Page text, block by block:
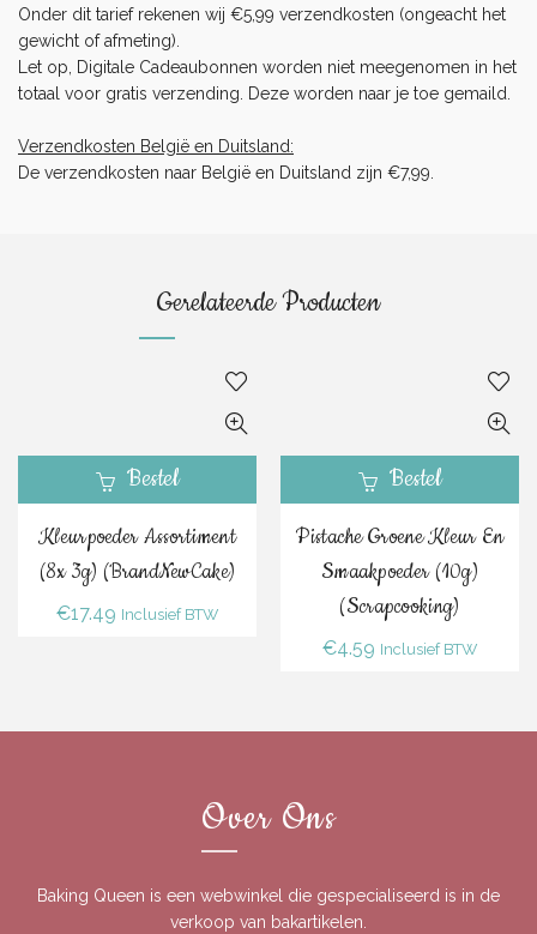
Onder dit tarief rekenen wij €5,99 verzendkosten (ongeacht het
gewicht of afmeting).
Let op, Digitale Cadeaubonnen worden niet meegenomen in het
totaal voor gratis verzending. Deze worden naar je toe gemaild.
Verzendkosten België en Duitsland:
De verzendkosten naar België en Duitsland zijn €7,99.
Gerelateerde Producten
Bestel
Kleurpoeder Assortiment
(8x 3g) (BrandNewCake)
€17.49 Inclusief BTW
Bestel
Pistache Groene Kleur En
Smaakpoeder (10g)
(Scrapcooking)
€4.59 Inclusief BTW
Over Ons
Baking Queen is een webwinkel die gespecialiseerd is in de
verkoop van bakartikelen.